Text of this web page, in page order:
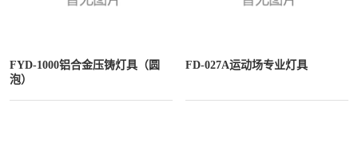
FYD-1000铝合金压铸灯具（圆
泡）
FD-027A运动场专业灯具